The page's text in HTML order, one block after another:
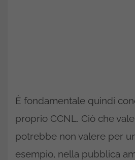
È fondamentale quindi
proprio CCNL. Ciò che
potrebbe non valere per
esempio, nella pubblica